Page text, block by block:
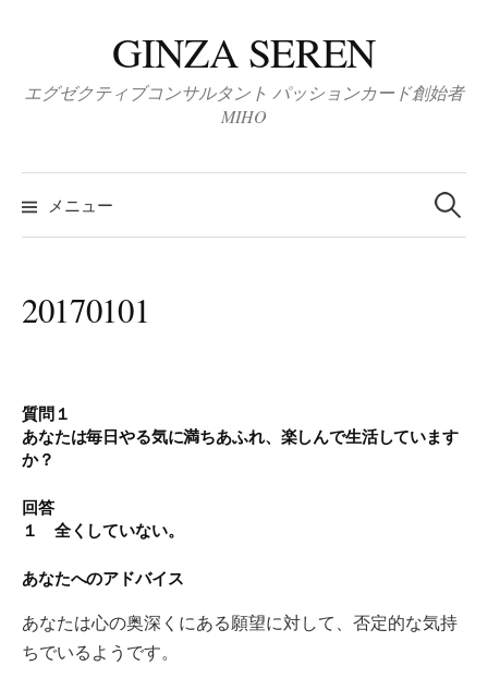
ン
キ
GINZA SEREN
エグゼクティブコンサルタント パッションカード創始者
MIHO
メニュー
検
索:
20170101
質問１
あなたは毎日やる気に満ちあふれ、楽しんで生活しています
か？
回答
１ 全くしていない。
あなたへのアドバイス
あなたは心の奥深くにある願望に対して、否定的な気持
ちでいるようです。